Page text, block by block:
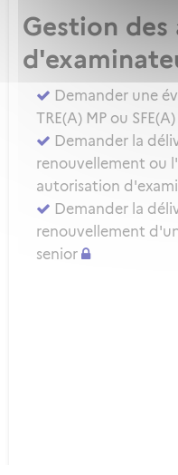
Gestion
Demander une
TRE(A) MP ou
Demander la
renouvellement ou
autorisation
Demander la
renouvellement
senior